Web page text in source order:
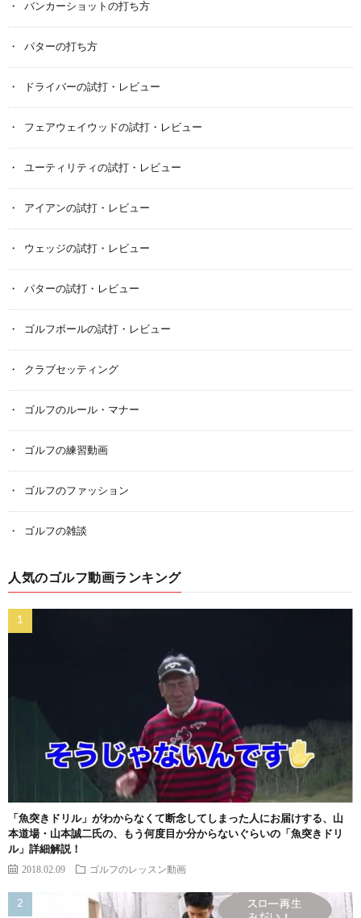
バンカーショットの打ち方
パターの打ち方
ドライバーの試打・レビュー
フェアウェイウッドの試打・レビュー
ユーティリティの試打・レビュー
アイアンの試打・レビュー
ウェッジの試打・レビュー
パターの試打・レビュー
ゴルフボールの試打・レビュー
クラブセッティング
ゴルフのルール・マナー
ゴルフの練習動画
ゴルフのファッション
ゴルフの雑談
人気のゴルフ動画ランキング
「魚突きドリル」がわからなくて断念してしまった人にお届けする、山
本道場・山本誠二氏の、もう何度目か分からないぐらいの「魚突きドリ
ル」詳細解説！
2018.02.09 ゴルフのレッスン動画